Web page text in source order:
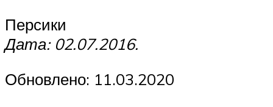
Персики
Дата: 02.07.2016.
Обновлено: 11.03.2020